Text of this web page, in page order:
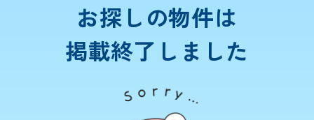
お探しの物件は
掲載終了しました